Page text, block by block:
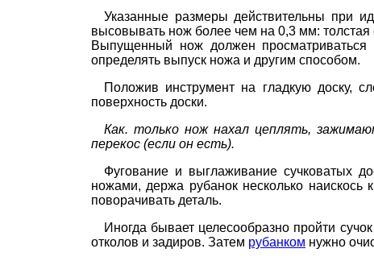
Указанные размеры действительны при
высовывать нож более чем на 0,3 мм: толстая
Выпущенный нож должен просматриваться
определять выпуск ножа и другим способом.
Положив инструмент на гладкую доску,
поверхность доски.
Как. только нож нахал цеплять,
перекос (если он есть).
Фугование и выглаживание сучковатых
ножами, держа рубанок несколько наискось
поворачивать деталь.
Иногда бывает целесообразно пройти
отколов и задиров. Затем рубанком нужно